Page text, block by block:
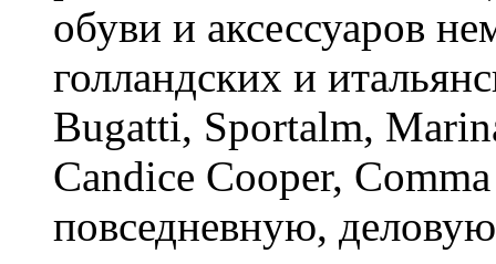
обуви и аксессуаров
голландских и
Bugatti, Sportalm,
Candice Cooper,
повседневную,